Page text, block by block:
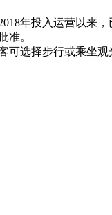
年投入运营以来，
准。
选择步行或乘坐观